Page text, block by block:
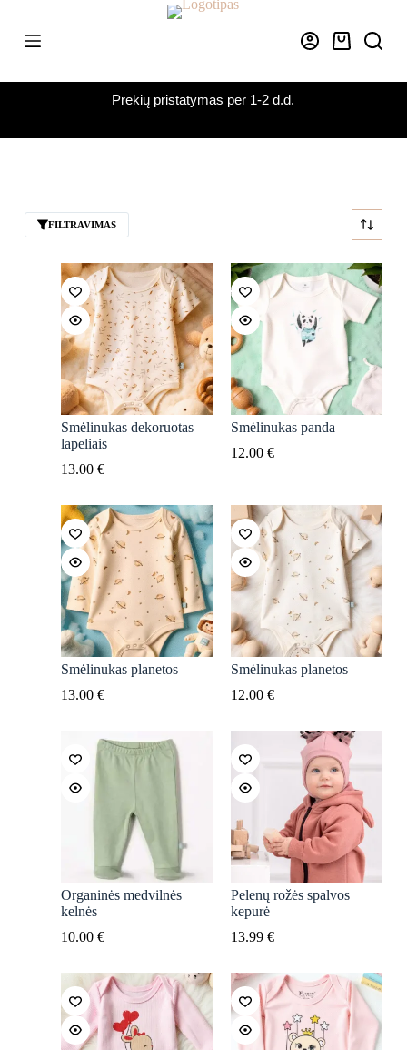
content
Krepšelis
Prekių pristatymas per 1-2 d.d.
FILTRAVIMAS
Smėlinukas dekoruotas
lapeliais
13.00 €
Smėlinukas panda
12.00 €
Smėlinukas planetos
13.00 €
Smėlinukas planetos
12.00 €
Organinės medvilnės
kelnės
10.00 €
Pelenų rožės spalvos
kepurė
13.99 €